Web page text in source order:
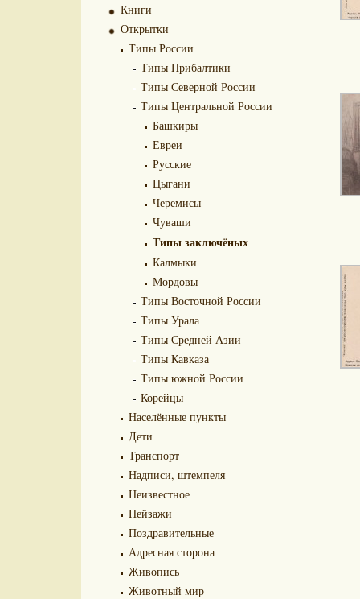
Книги
Открытки
Типы России
Типы Прибалтики
Типы Северной России
Типы Центральной России
Башкиры
Евреи
Русские
Цыгани
Черемисы
Чуваши
Типы заключёных
Калмыки
Мордовы
Типы Восточной России
Типы Урала
Типы Средней Азии
Типы Кавказа
Типы южной России
Корейцы
Населённые пункты
Дети
Транспорт
Надписи, штемпеля
Неизвестное
Пейзажи
Поздравительные
Адресная сторона
Живопись
Животный мир